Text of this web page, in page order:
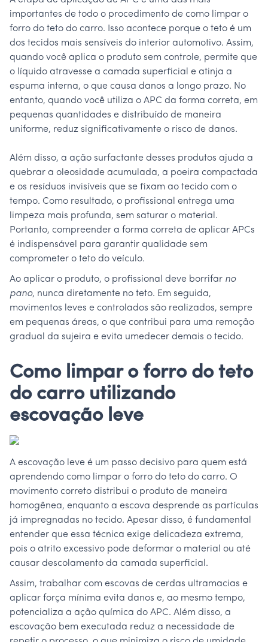
importantes de todo o procedimento de como limpar o
forro do teto do carro. Isso acontece porque o teto é um
dos tecidos mais sensíveis do interior automotivo. Assim,
quando você aplica o produto sem controle, permite que
o líquido atravesse a camada superficial e atinja a
espuma interna, o que causa danos a longo prazo. No
entanto, quando você utiliza o APC da forma correta, em
pequenas quantidades e distribuído de maneira
uniforme, reduz significativamente o risco de danos.
Além disso, a ação surfactante desses produtos ajuda a
quebrar a oleosidade acumulada, a poeira compactada
e os resíduos invisíveis que se fixam ao tecido com o
tempo. Como resultado, o profissional entrega uma
limpeza mais profunda, sem saturar o material.
Portanto, compreender a forma correta de aplicar APCs
é indispensável para garantir qualidade sem
comprometer o teto do veículo.
Ao aplicar o produto, o profissional deve borrifar no
pano, nunca diretamente no teto. Em seguida,
movimentos leves e controlados são realizados, sempre
em pequenas áreas, o que contribui para uma remoção
gradual da sujeira e evita umedecer demais o tecido.
Como limpar o forro do teto
do carro utilizando
escovação leve
A escovação leve é um passo decisivo para quem está
aprendendo como limpar o forro do teto do carro. O
movimento correto distribui o produto de maneira
homogênea, enquanto a escova desprende as partículas
já impregnadas no tecido. Apesar disso, é fundamental
entender que essa técnica exige delicadeza extrema,
pois o atrito excessivo pode deformar o material ou até
causar descolamento da camada superficial.
Assim, trabalhar com escovas de cerdas ultramacias e
aplicar força mínima evita danos e, ao mesmo tempo,
potencializa a ação química do APC. Além disso, a
escovação bem executada reduz a necessidade de